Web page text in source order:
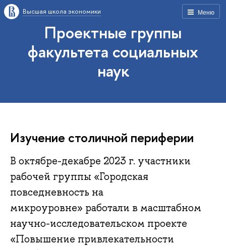
Меню
Высшая школа экономики
Проектные группы
факультета социальных
наук
Изучение столичной периферии
В октябре-декабре 2023 г. участники
рабочей группы «Городская
повседневность на
микроуровне» работали в масштабном
научно-исследовательском проекте
«Повышение привлекательности